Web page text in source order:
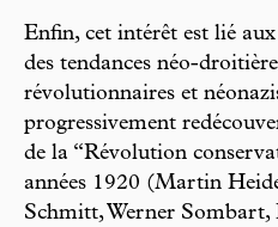
Enfin, cet intérêt est lié
des tendances néo-
révolutionnaires et
progressivement
de la “Révolution
années 1920 (Martin
Schmitt, Werner